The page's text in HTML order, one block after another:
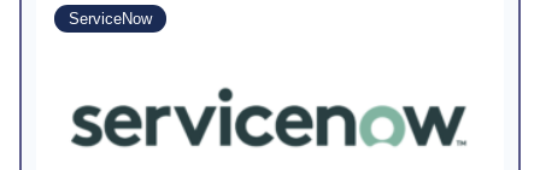
ServiceNow